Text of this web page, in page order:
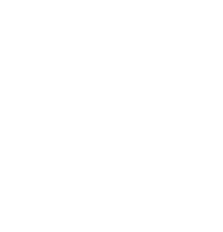
erhalten, wenn Sie
(Merkzeichen "aG" im